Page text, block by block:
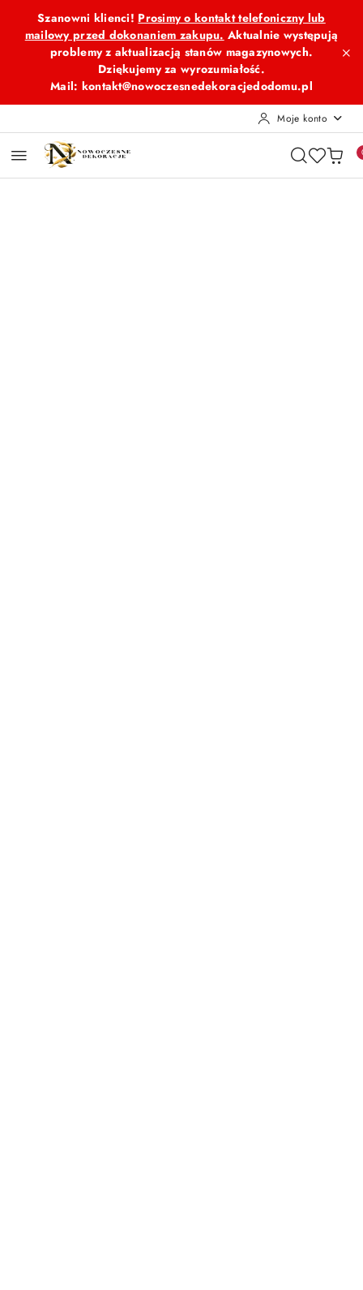
Przejdź do treści głównej
Przejdź do wyszukiwarki
Przejdź do moje konto
Przejdź do menu głównego
Przejdź do opisu produktu
Przejdź do stopki
Szanowni klienci! Prosimy o kontakt telefoniczny lub
mailowy przed dokonaniem zakupu. Aktualnie występują
problemy z aktualizacją stanów magazynowych.
Dziękujemy za wyrozumiałość.
Mail: kontakt@nowoczesnedekoracjedodomu.pl
Moje konto